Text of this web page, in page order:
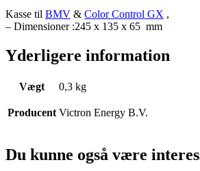
Kasse til BMV & Color Control GX ,
– Dimensioner :245 x 135 x 65 mm
Yderligere information
Vægt 0,3 kg
Producent Victron Energy B.V.
Du kunne også være